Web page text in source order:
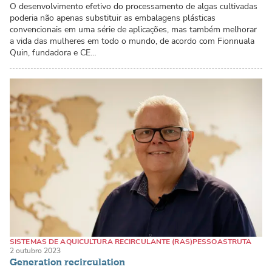
O desenvolvimento efetivo do processamento de algas cultivadas
poderia não apenas substituir as embalagens plásticas
convencionais em uma série de aplicações, mas também melhorar
a vida das mulheres em todo o mundo, de acordo com Fionnuala
Quin, fundadora e CE…
Generation recirculation
SISTEMAS DE AQUICULTURA RECIRCULANTE (RAS)PESSOASTRUTA
2 outubro 2023